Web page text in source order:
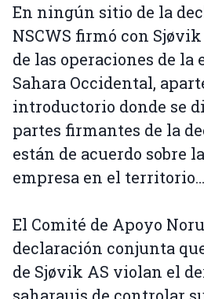
En ningún sitio de la
NSCWS firmó con
de las operaciones de la
Sahara Occidental,
introductorio donde se
partes firmantes de la
están de acuerdo sobre
empresa en el territorio…
El Comité de Apoyo
declaración conjunta
de Sjøvik AS violan el
saharauis de controlar